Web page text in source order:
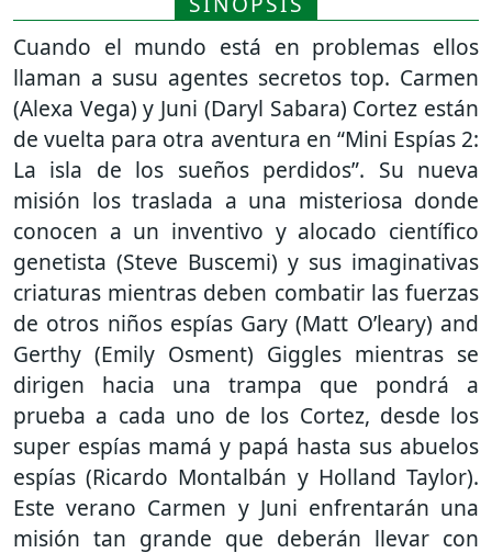
Cuando el mundo está en problemas ellos
llaman a susu agentes secretos top. Carmen
(Alexa Vega) y Juni (Daryl Sabara) Cortez están
de vuelta para otra aventura en “Mini Espías 2:
La isla de los sueños perdidos”. Su nueva
misión los traslada a una misteriosa donde
conocen a un inventivo y alocado científico
genetista (Steve Buscemi) y sus imaginativas
criaturas mientras deben combatir las fuerzas
de otros niños espías Gary (Matt O’leary) and
Gerthy (Emily Osment) Giggles mientras se
dirigen hacia una trampa que pondrá a
prueba a cada uno de los Cortez, desde los
super espías mamá y papá hasta sus abuelos
espías (Ricardo Montalbán y Holland Taylor).
Este verano Carmen y Juni enfrentarán una
misión tan grande que deberán llevar con